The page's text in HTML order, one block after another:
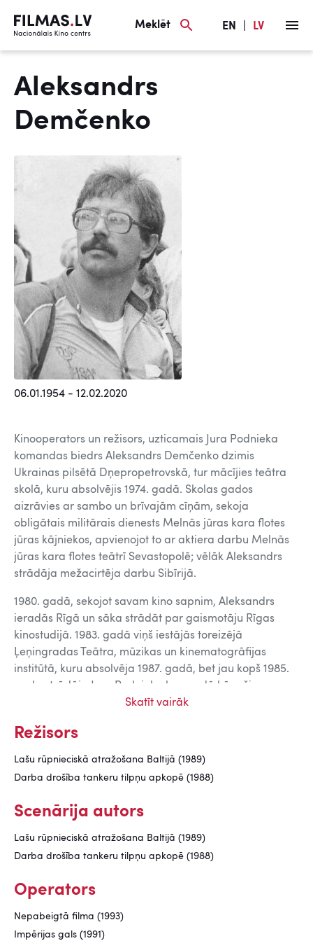
Meklēt EN LV
Aleksandrs
Demčenko
06.01.1954 - 12.02.2020
Kinooperators un režisors, uzticamais Jura Podnieka
komandas biedrs Aleksandrs Demčenko dzimis
Ukrainas pilsētā Dņepropetrovskā, tur mācījies teātra
skolā, kuru absolvējis 1974. gadā. Skolas gados
aizrāvies ar sambo un brīvajām cīņām, sekoja
obligātais militārais dienests Melnās jūras kara flotes
jūras kājniekos, apvienojot to ar aktiera darbu Melnās
jūras kara flotes teātrī Sevastopolē; vēlāk Aleksandrs
strādāja mežacirtēja darbu Sibīrijā.
1980. gadā, sekojot savam kino sapnim, Aleksandrs
ieradās Rīgā un sāka strādāt par gaismotāju Rīgas
kinostudijā. 1983. gadā viņš iestājās toreizējā
Ļeņingradas Teātra, mūzikas un kinematogrāfijas
institūtā, kuru absolvēja 1987. gadā, bet jau kopš 1985.
gada strādāja Jura Podnieka komandā kā režisora
asistents; vispirms pie filmasVeļ Sīzifs akmeni
viegli būt jaunam?
(1990),
Impērijas gals (1991), Pēcvārds
beigās sāka filmēt PSRS karstajos punktos, ar
operatora kameru strādāja arī Aleksandrs Demčenko;
armijā gūtais rūdījums ļāva tieši viņam 1991. gada 13.
janvārī Viļņā uzņemt kadrus, kuri visai pasaulei
pavēstīja par tanku un demonstrantu asiņaino sadursmi
medaļu1991. gada 13. janvāris
GrāmatāTriju zvaigžņu atspīdums
Skatīt vairāk
Režisors
Lašu rūpnieciskā atražošana Baltijā (1989)
Darba drošība tankeru tilpņu apkopē (1988)
Scenārija autors
Lašu rūpnieciskā atražošana Baltijā (1989)
Darba drošība tankeru tilpņu apkopē (1988)
Operators
Nepabeigtā filma (1993)
Impērijas gals (1991)